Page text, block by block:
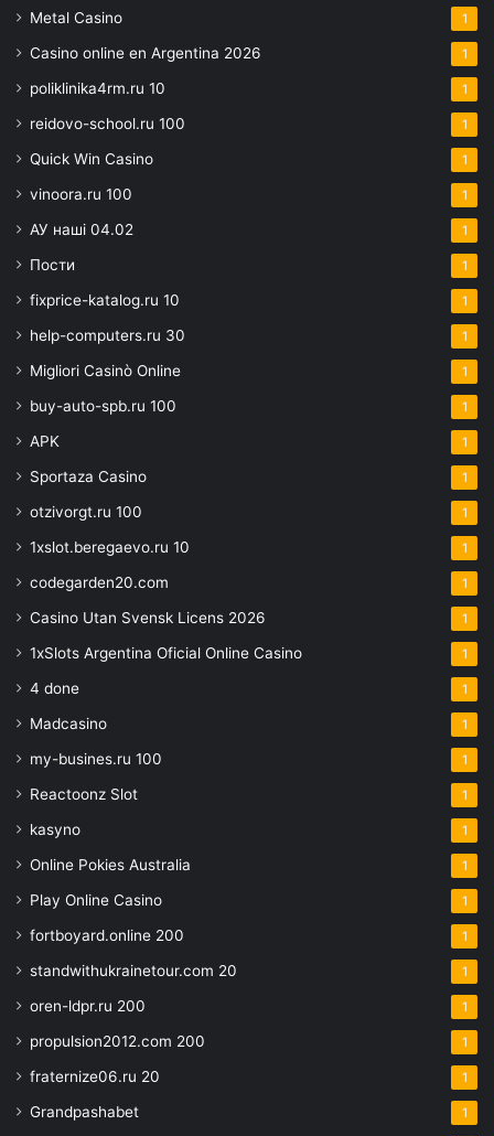
Metal Casino 1
Casino online en Argentina 2026 1
poliklinika4rm.ru 10 1
reidovo-school.ru 100 1
Quick Win Casino 1
vinoora.ru 100 1
АУ наші 04.02 1
Пости 1
fixprice-katalog.ru 10 1
help-computers.ru 30 1
Migliori Casinò Online 1
buy-auto-spb.ru 100 1
APK 1
Sportaza Casino 1
otzivorgt.ru 100 1
1xslot.beregaevo.ru 10 1
codegarden20.com 1
Casino Utan Svensk Licens 2026 1
1xSlots Argentina Oficial Online Casino 1
4 done 1
Madcasino 1
my-busines.ru 100 1
Reactoonz Slot 1
kasyno 1
Online Pokies Australia 1
Play Online Casino 1
fortboyard.online 200 1
standwithukrainetour.com 20 1
oren-ldpr.ru 200 1
propulsion2012.com 200 1
fraternize06.ru 20 1
Grandpashabet 1